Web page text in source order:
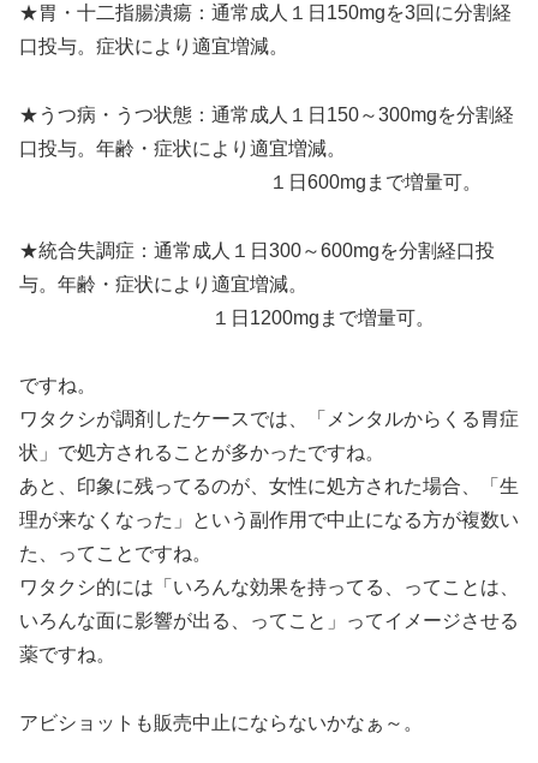
★胃・十二指腸潰瘍：通常成人１日150mgを3回に分割経
口投与。症状により適宜増減。
★うつ病・うつ状態：通常成人１日150～300mgを分割経
口投与。年齢・症状により適宜増減。
１日600mgまで増量可。
★統合失調症：通常成人１日300～600mgを分割経口投
与。年齢・症状により適宜増減。
１日1200mgまで増量可。
ですね。
ワタクシが調剤したケースでは、「メンタルからくる胃症
状」で処方されることが多かったですね。
あと、印象に残ってるのが、女性に処方された場合、「生
理が来なくなった」という副作用で中止になる方が複数い
た、ってことですね。
ワタクシ的には「いろんな効果を持ってる、ってことは、
いろんな面に影響が出る、ってこと」ってイメージさせる
薬ですね。
アビショットも販売中止にならないかなぁ～。